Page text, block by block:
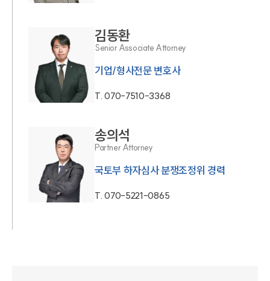
김동환
Senior Associate Attorney
기업/형사전문 변호사
T.070-7510-3368
송의석
Partner Attorney
국토부 하자심사 분쟁조정위 경력
T.070-5221-0865